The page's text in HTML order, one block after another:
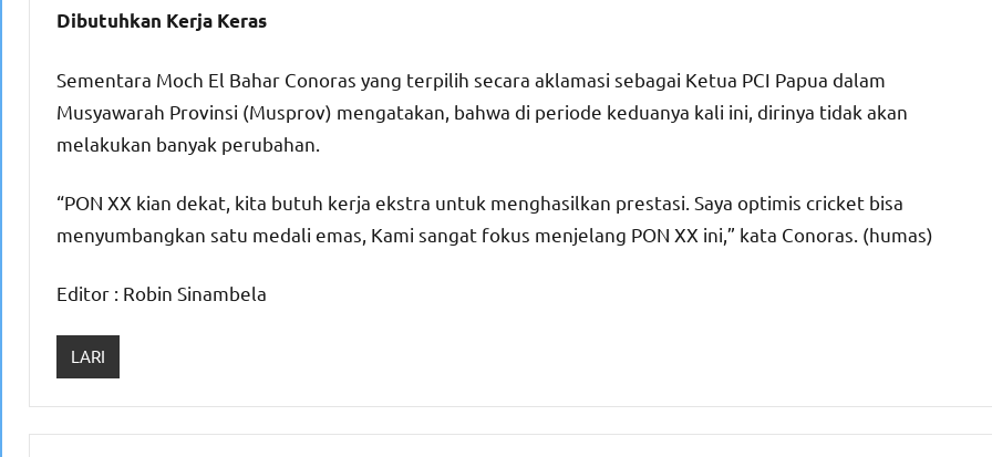
Dibutuhkan Kerja Keras
Sementara Moch El Bahar Conoras yang terpilih secara aklamasi sebagai Ketua PCI Papua dalam
Musyawarah Provinsi (Musprov) mengatakan, bahwa di periode keduanya kali ini, dirinya tidak akan
melakukan banyak perubahan.
“PON XX kian dekat, kita butuh kerja ekstra untuk menghasilkan prestasi. Saya optimis cricket bisa
menyumbangkan satu medali emas, Kami sangat fokus menjelang PON XX ini,” kata Conoras. (humas)
Editor : Robin Sinambela
LARI